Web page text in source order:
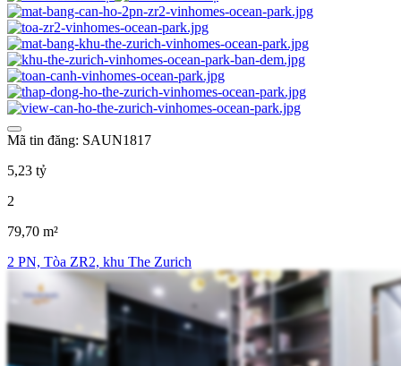
Mã tin đăng: SAUN1817
5,23 tỷ
2
79,70 m²
2 PN, Tòa ZR2, khu The Zurich